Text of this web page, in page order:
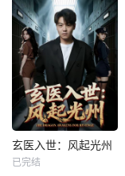
玄医入世：风起光州
已完结